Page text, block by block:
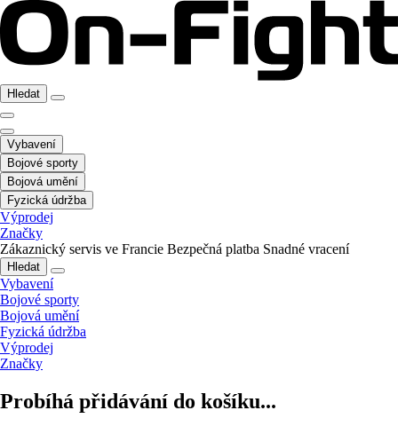
Hledat
Vybavení
Bojové sporty
Bojová umění
Fyzická údržba
Výprodej
Značky
Zákaznický servis ve Francie Bezpečná platba Snadné vracení
Hledat
Vybavení
Bojové sporty
Bojová umění
Fyzická údržba
Výprodej
Značky
Probíhá přidávání do košíku...